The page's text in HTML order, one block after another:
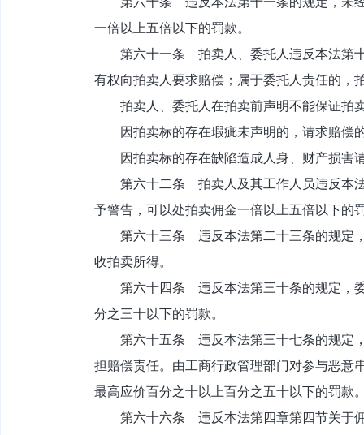
一倍以上五倍以下的罚款。
第六十一条 拍卖人、委托人违反本法第十
有权向拍卖人要求赔偿；属于委托人责任的，
拍卖人、委托人在拍卖前声明不能保证拍
因拍卖标的存在瑕疵未声明的，请求赔偿的
因拍卖标的存在缺陷造成人身、财产损害请
第六十二条 拍卖人及其工作人员违反本法
予警告，可以处拍卖佣金一倍以上五倍以下的
第六十三条 违反本法第二十三条的规定，
收拍卖所得。
第六十四条 违反本法第三十条的规定，委
分之三十以下的罚款。
第六十五条 违反本法第三十七条的规定，
担赔偿责任。由工商行政管理部门对参与恶意
最高应价百分之十以上百分之五十以下的罚款
第六十六条 违反本法第四章第四节关于佣